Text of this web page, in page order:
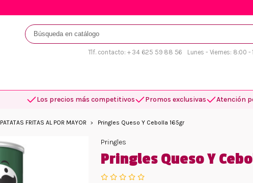
Tlf. contacto: + 34 625 59 88 56 Lunes - Viernes: 8:00 -
Los precios más competitivos Promos exclusivas Atención
PATATAS FRITAS AL POR MAYOR Pringles Queso Y Cebolla 165gr
Pringles
Pringles Queso Y